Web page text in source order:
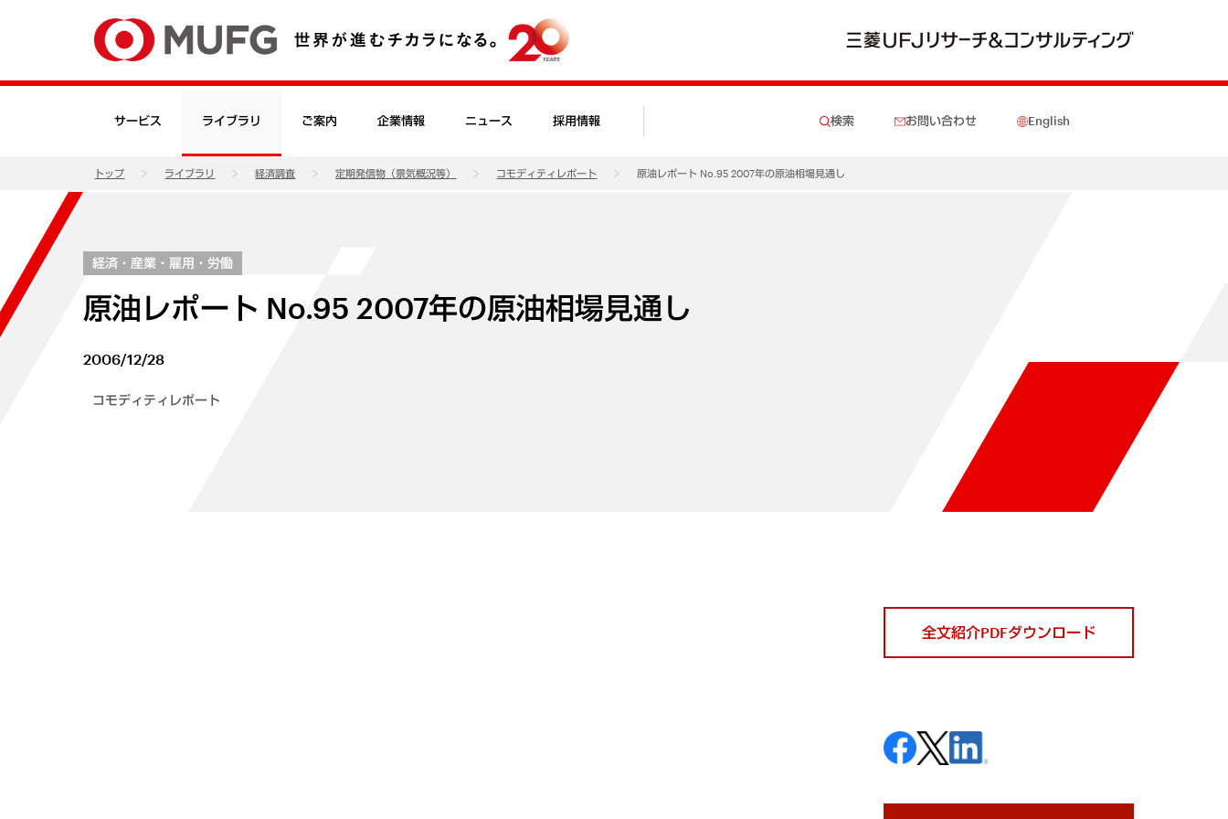
サービス ライブラリ ご案内 企業情報 ニュース 採用情報 検索 お問い合わせ English
トップ ライブラリ 経済調査 定期発信物（景気概況等） コモディティレポート 原油レポート No.95 2007年の原油相場見通し
経済・産業・雇用・労働
原油レポート No.95 2007年の原油相場見通し
2006/12/28
コモディティレポート
全文紹介PDFダウンロード